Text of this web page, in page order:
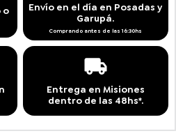
o
Envío en el día en Posadas y
Garupá.
Comprando antes de las 16:30hs
Entrega en Misiones
dentro de las 48hs*.